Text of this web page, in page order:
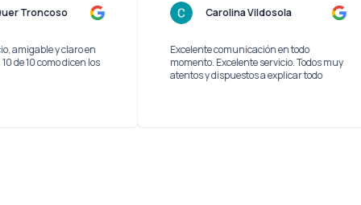
servicio, amigable y claro en
etapas. 10 de 10 como dicen los
Lucas Quer Troncoso
Excelente comunicación en todo
momento. Excelente servicio.
atentos y dispuestos a explicar todo
Carolina Vildosola